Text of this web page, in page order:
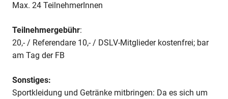
Max. 24 TeilnehmerInnen
Teilnehmergebühr:
20,- / Referendare 10,- / DSLV-Mitglieder kostenfrei; bar
am Tag der FB
Sonstiges:
Sportkleidung und Getränke mitbringen: Da es sich um